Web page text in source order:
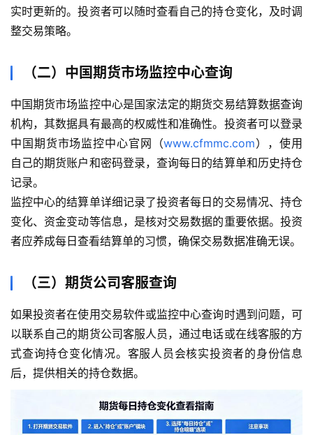
实时更新的。投资者可以随时查看自己的持仓变化，及时调
整交易策略。
（二）中国期货市场监控中心查询
中国期货市场监控中心是国家法定的期货交易结算数据查询
机构，其数据具有最高的权威性和准确性。投资者可以登录
中国期货市场监控中心官网（www.cfmmc.com），使用
自己的期货账户和密码登录，查询每日的结算单和历史持仓
记录。
监控中心的结算单详细记录了投资者每日的交易情况、持仓
变化、资金变动等信息，是核对交易数据的重要依据。投资
者应养成每日查看结算单的习惯，确保交易数据准确无误。
（三）期货公司客服查询
如果投资者在使用交易软件或监控中心查询时遇到问题，可
以联系自己的期货公司客服人员，通过电话或在线客服的方
式查询持仓变化情况。客服人员会核实投资者的身份信息
后，提供相关的持仓数据。